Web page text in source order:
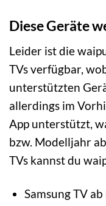
Diese Geräte
Leider ist die
TVs verfügbar,
unterstützten
allerdings im
App unterstützt,
bzw. Modelljahr
TVs kannst du
Samsung TV